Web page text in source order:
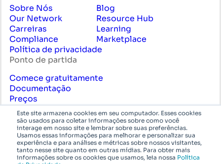
Este site armazena cookies em seu computador. Esses cookies
são usados para coletar informações sobre como você
interage em nosso site e lembrar sobre suas preferências.
Usamos essas informações para melhorar e personalizar sua
experiência e para análises e métricas sobre nossos visitantes,
tanto nesse site quanto em outras mídias. Para obter mais
informações sobre os cookies que usamos, leia nossa Política
Sobre Nós
Our Network
Carreiras
Compliance
Política de privacidade
Blog
Resource Hub
Learning
Marketplace
Ponto de partida
Comece gratuitamente
Documentação
Preços
Contate Vendas
Serviços Profissionais
Português
System
© Azion Technologies ou suas afiliadas. Todos os